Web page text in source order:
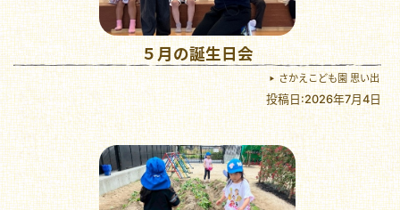
５月の誕生日会
さかえこども園 思い出
投稿日:2026年7月4日